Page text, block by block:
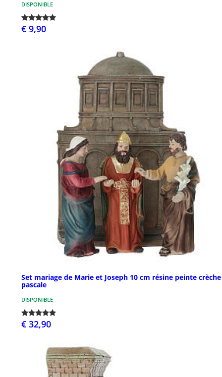
DISPONIBLE
€ 9,90
Set mariage de Marie et Joseph 10 cm résine peinte crèche
pascale
DISPONIBLE
€ 32,90